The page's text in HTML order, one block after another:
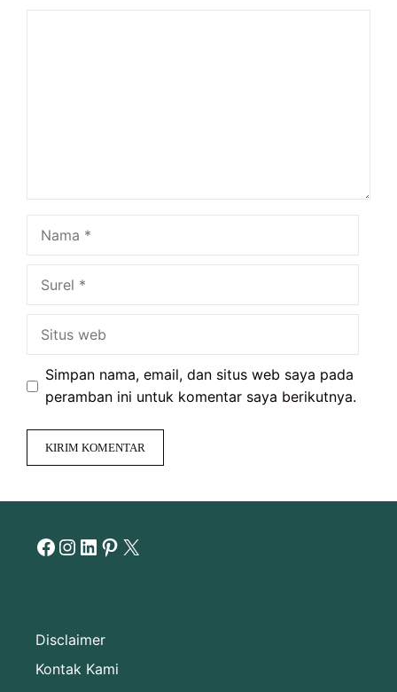
Simpan nama, email, dan situs web saya pada
peramban ini untuk komentar saya berikutnya.
Facebook
Instagram
LinkedIn
Pinterest
X
Disclaimer
Kontak Kami